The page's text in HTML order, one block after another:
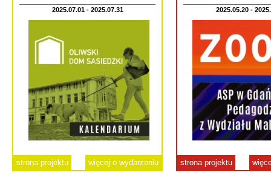
2025.07.01 - 2025.07.31
strona projektu więcej o wydarzeniu
2025.05.20 -
strona projektu